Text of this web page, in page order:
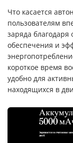
Что касается
пользователям
заряда
обеспечения и
короткое время
удобно для
находящихся в